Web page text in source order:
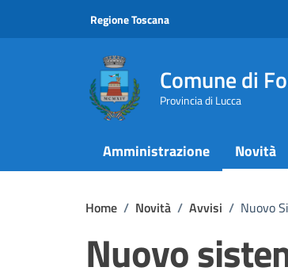
Regione Toscana
Comune di
Provincia di Lucca
Amministrazione Novità
Home / Novità / Avvisi / Nuovo
Nuovo